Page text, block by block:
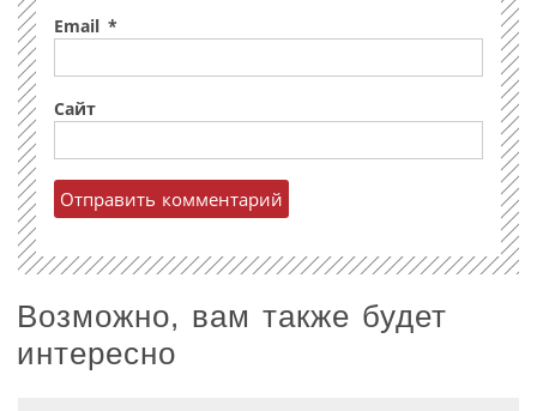
Email *
Сайт
Возможно, вам также будет
интересно